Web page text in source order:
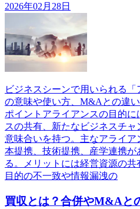
2026年02月28日
ビジネスシーンで用いられる
の意味や使い方、M&Aとの違
ポイントアライアンスの目的
スの共有、新たなビジネスチ
意味合いを持つ。主なアライ
本提携、技術提携、産学連携
る。メリットには経営資源の共
目的の不一致や情報漏洩の
買収とは？合併やM&Aと